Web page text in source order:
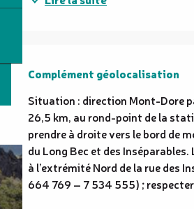
Complément géolocalisation
Complément géolocalisation
Situation : direction Mont-Dore
26,5 km, au rond-point de la
prendre à droite vers le bord de
du Long Bec et des
à l’extrémité Nord de la rue des
664 769 – 7 534 555) ;